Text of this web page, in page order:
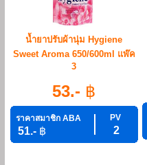
น้ำยาปรับผ้านุ่ม Hygiene
Sweet Aroma 650/600ml แพ๊ค
3
53.- ฿
ราคาสมาชิก ABA PV
51.- ฿ 2